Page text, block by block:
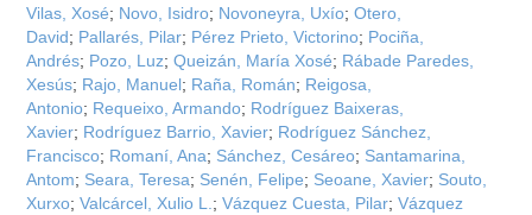
Vilas, Xosé; Novo, Isidro; Novoneyra, Uxío;Otero,
David; Pallarés, Pilar; Pérez Prieto, Victorino; Pociña,
Andrés; Pozo, Luz;Queizán, María Xosé; Rábade Paredes,
Xesús; Rajo, Manuel; Raña, Román; Reigosa,
Antonio; Requeixo, Armando; Rodríguez Baixeras,
Xavier; Rodríguez Barrio, Xavier; Rodríguez Sánchez,
Francisco; Romaní, Ana; Sánchez, Cesáreo; Santamarina,
Antom; Seara, Teresa; Senén, Felipe; Seoane, Xavier; Souto,
Xurxo;Valcárcel, Xulio L. ;Vázquez Cuesta, Pilar;Vázquez